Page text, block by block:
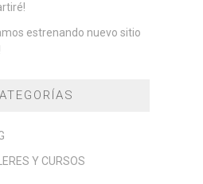
estrenando nuevo sitio
Y CURSOS